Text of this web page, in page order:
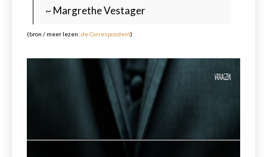
~ Margrethe Vestager
(bron / meer lezen: de Correspondent)